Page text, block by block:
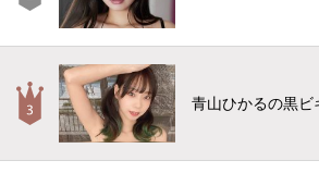
青山ひかるの黒ビ